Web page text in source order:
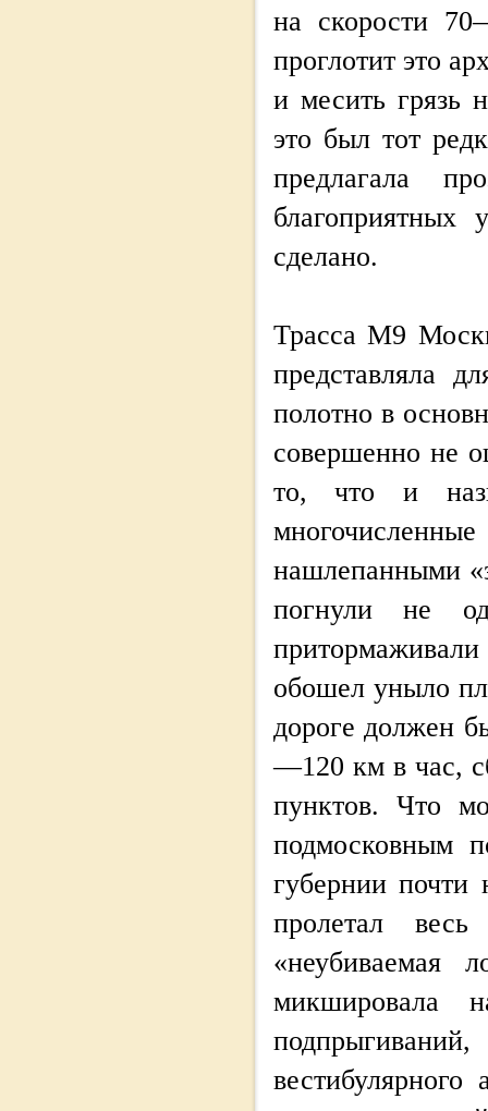
на скорости
проглотит это
и месить грязь
это был тот
предлагала
сделано.
Трасса М9
представляла
полотно в
совершенно не
то, что и
нашлепанными
погнули не
обошел уныло
дороге должен
—120 км в час,
пунктов. Что
подмосковным
губернии почти
пролетал
«неубиваемая
микшировала